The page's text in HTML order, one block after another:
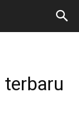
terbaru